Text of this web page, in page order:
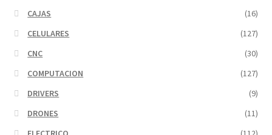
CAJAS
(16)
CELULARES
(127)
CNC
(30)
COMPUTACION
(127)
DRIVERS
(9)
DRONES
(11)